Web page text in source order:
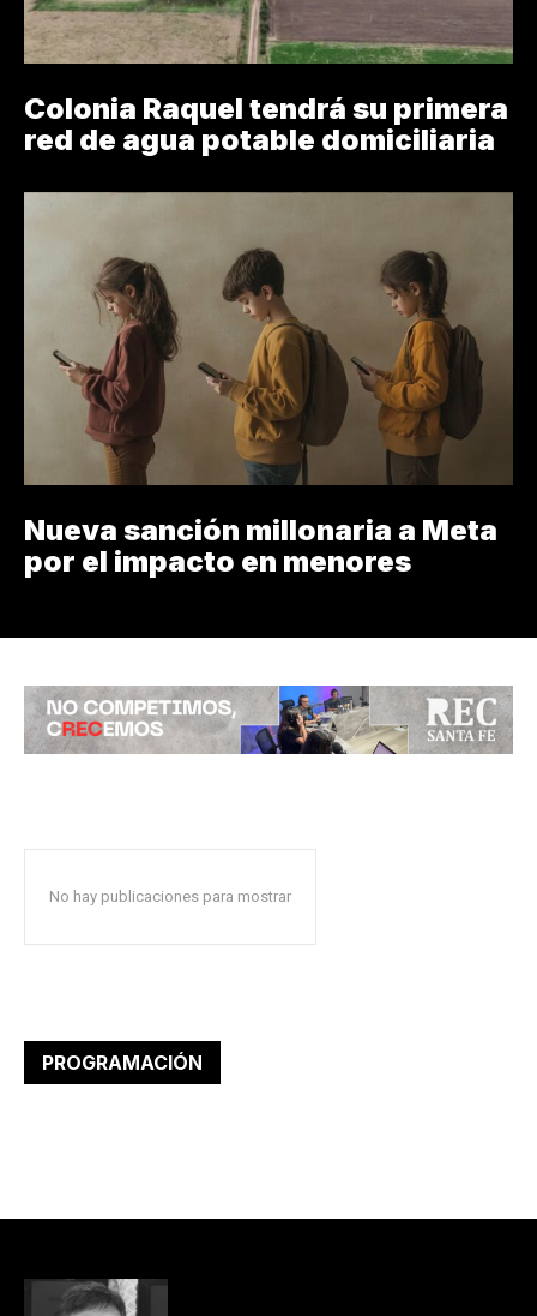
Colonia Raquel tendrá su primera
red de agua potable domiciliaria
Nueva sanción millonaria a Meta
por el impacto en menores
No hay publicaciones para mostrar
PROGRAMACIÓN